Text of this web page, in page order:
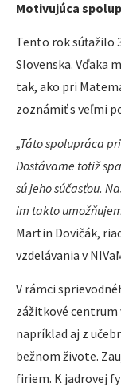
Motivujúca
Tento rok súťažilo
Slovenska. Vďaka
tak, ako pri
zoznámiť s veľmi
„Táto spolupráca
Dostávame totiž
sú jeho súčasťou.
im takto
Martin Dovičák,
vzdelávania v
V rámci
zážitkové centrum
napríklad aj z
bežnom živote.
firiem. K jadrovej